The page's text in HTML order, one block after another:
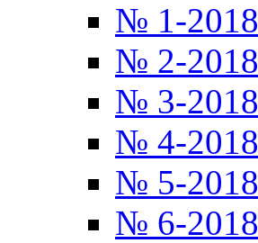
№ 1-2018
№ 2-2018
№ 3-2018
№ 4-2018
№ 5-2018
№ 6-2018